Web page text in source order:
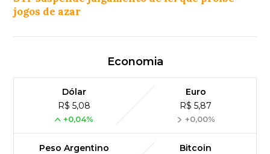
jogos de azar
Economia
Dólar
R$ 5,08
+0,04%
Euro
R$ 5,87
+0,00%
Peso Argentino
Bitcoin